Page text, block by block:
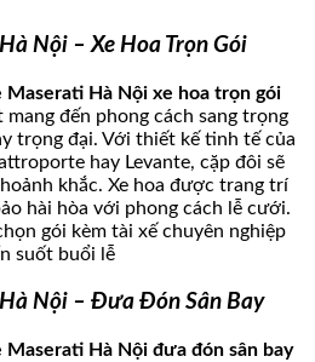
Nội – Xe Hoa Trọn Gói
Maserati Hà Nội xe hoa trọn gói
đến phong cách sang trọng
trọng đại. Với thiết kế tinh tế của
hay Levante, cặp đôi sẽ
khắc. Xe hoa được trang trí
hài hòa với phong cách lễ cưới.
gói kèm tài xế chuyên nghiệp
suốt buổi lễ
Nội – Đưa Đón Sân Bay
Maserati Hà Nội đưa đón sân bay